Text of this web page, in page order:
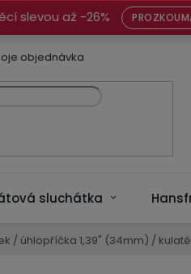
slevou až -26%
objednávka
sluchátka
/ úhlopříčka 1,39" (34mm) / kulaté